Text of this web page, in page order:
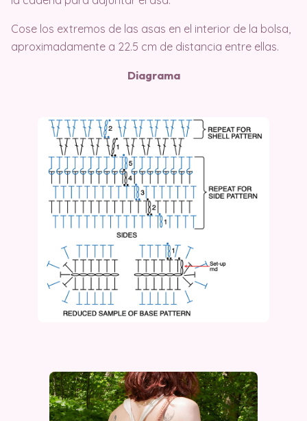
Cose los extremos de las asas en el interior de la bolsa,
aproximadamente a 22.5 cm de distancia entre ellas.
Diagrama